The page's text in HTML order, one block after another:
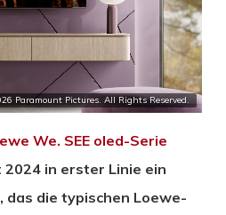
Paramount Pictures. All Rights Reserved.
We. SEE oled-Serie
in erster Linie ein
das die typischen Loewe-